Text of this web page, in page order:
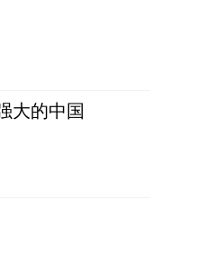
大的中国